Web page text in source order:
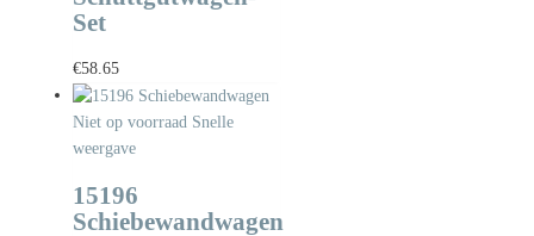
Set
€58.65
Niet op voorraad Snelle
weergave
15196
Schiebewandwagen